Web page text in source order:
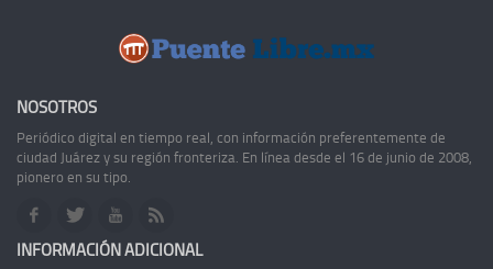
NOSOTROS
Periódico digital en tiempo real, con información preferentemente de
ciudad Juárez y su región fronteriza. En línea desde el 16 de junio de 2008,
pionero en su tipo.
INFORMACIÓN ADICIONAL